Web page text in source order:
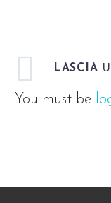
LASCIA
You must be